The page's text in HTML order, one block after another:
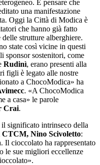
E pensare che
una manifestazione
Oggi la Città di Modica è
che hanno già fatto
strutture alberghiere.
state così vicine in questi
sponsor sostenitori, come
Rudinì, erano presenti alla
figli è legato alle nostre
a ChocoModica» ha
. «A ChocoModica
a casa» le parole
Crai.
significato intrinseco della
Nino Scivoletto:
Il cioccolato ha rappresentato
le sue migliori eccellenze